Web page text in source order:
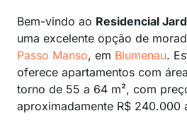
Bem-vindo ao Residencial
uma excelente opção de
Passo Manso, em Blumenau.
oferece apartamentos com
torno de 55 a 64 m², com
aproximadamente R$ 240.000